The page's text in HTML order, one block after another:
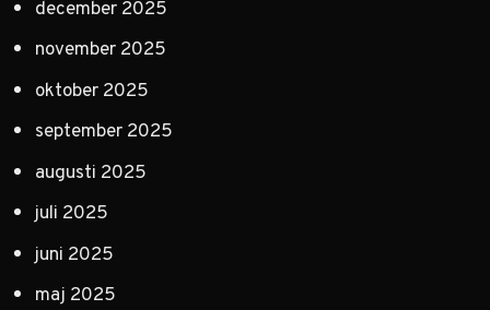
december 2025
november 2025
oktober 2025
september 2025
augusti 2025
juli 2025
juni 2025
maj 2025